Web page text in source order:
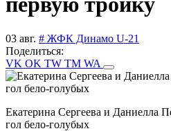
03 авг. # ЖФК Динамо U-21
Поделиться:
VK OK TW TM WA
Екатерина Сергеева и Даниелла
гол бело-голубых